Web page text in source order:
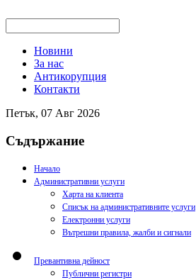
Новини
За нас
Антикорупция
Контакти
Петък, 07 Авг 2026
Съдържание
Начало
Административни услуги
Харта на клиента
Списък на административните услуги
Електронни услуги
Вътрешни правила, жалби и сигнали
Превантивна дейност
Публични регистри